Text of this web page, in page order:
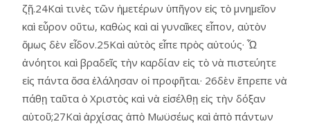
ζῇ.24Καὶ τινὲς τῶν ἡμετέρων ὑπῆγον εἰς τὸ μνημεῖον
καὶ εὗρον οὕτω, καθὼς καὶ αἱ γυναῖκες εἶπον, αὐτὸν
ὅμως δὲν εἶδον.25Καὶ αὐτὸς εἶπε πρὸς αὐτούς· Ὦ
ἀνόητοι καὶ βραδεῖς τὴν καρδίαν εἰς τὸ νὰ πιστεύητε
εἰς πάντα ὅσα ἐλάλησαν οἱ προφῆται· 26δὲν ἔπρεπε νὰ
πάθῃ ταῦτα ὁ Χριστὸς καὶ νὰ εἰσέλθῃ εἰς τὴν δόξαν
αὑτοῦ;27Καὶ ἀρχίσας ἀπὸ Μωϋσέως καὶ ἀπὸ πάντων